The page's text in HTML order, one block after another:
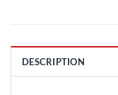
DESCRIPTION